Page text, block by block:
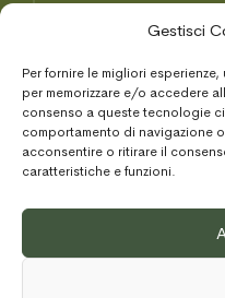
Gestisci
Per fornire le migliori
per memorizzare e/o accedere
consenso a queste tecnologie
comportamento di navigazione
acconsentire o ritirare il
caratteristiche e funzioni.
Via B. Tosarelli,
Condizioni Generaki
Privacy Policy
Cookie Policy
Area Tecnica